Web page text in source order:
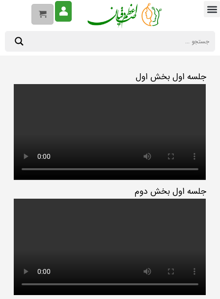
جلسه اول بخش اول
جلسه اول بخش دوم